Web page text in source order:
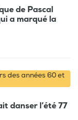
de Pascal
a marqué la
des années 60 et
danser l’été 77